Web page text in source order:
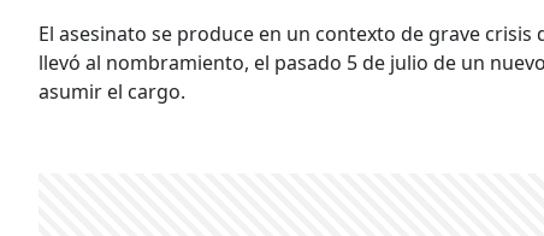
El asesinato se produce en un contexto de grave
llevó al nombramiento, el pasado 5 de julio de un
asumir el cargo.